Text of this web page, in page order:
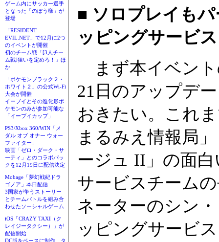
ゲーム内にサッカー選手
となった「のぼう様」が
登場
「RESIDENT
EVIL.NET」で12月に2つ
のイベントが開催
初のチーム戦「[3人チー
ム戦]狙いを定めろ！」ほ
か
「ポケモンブラック２・
ホワイト２」の公式Wi-Fi
大会が開催
イーブイとその進化形ポ
ケモンのみが参加可能な
「イーブイカップ」
PS3/Xbox 360/WIN「メ
ダル オブ オナー ウォー
ファイター」
映画「ゼロ・ダーク・サ
ーティ」とのコラボパッ
クを12月19日に配信決定
Mobage「夢幻戦紀ドラ
ゴノア」本日配信
3国家が争うストーリー
とチームバトルを組み合
わせたソーシャルゲーム
iOS「CRAZY TAXI（ク
レイジータクシー）」が
配信開始
DC版をベースに制作、タ
■ ソロプレイも
ッピングサービ
まず本イベント
21日のアップデ
おきたい。これ
まるみえ情報局
ージュ II」の面
サービスチーム
ネーターのシン
ッピングサービ